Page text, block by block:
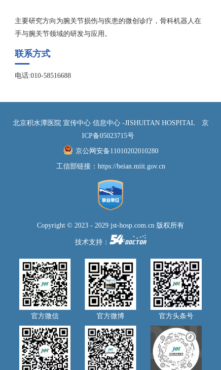
主要研究方向为腕关节损伤与疾患的微创诊疗，骨科机器人在
手与腕关节领域的研发与应用。
联系方式
电话:010-58516688
北京积水潭医院 宣传中心 信息中心 -JISHUITAN HOSPITAL
京
ICP备05023715号
京公网安备11010202010280
工信部链接： https://beian.miit.gov.cn
Copyright © 2023 - 2029 jst-hosp.com.cn 版权所有
技术支持：
官方微信 官方微博 官方头条号